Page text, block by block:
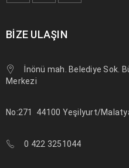
BIZE ULAŞIN
İnönü mah. Belediye Sok.
Merkezi
No:271 44100 Yeşilyurt/
0 422 3251044